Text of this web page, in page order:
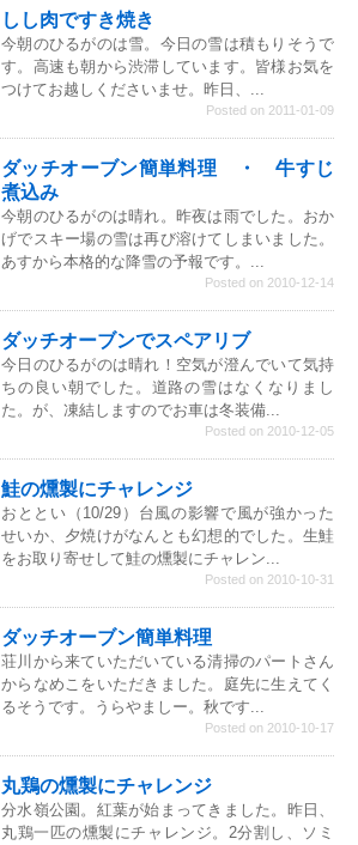
しし肉ですき焼き
今朝のひるがのは雪。今日の雪は積もりそうで
す。高速も朝から渋滞しています。皆様お気を
つけてお越しくださいませ。昨日、...
Posted on 2011-01-09
ダッチオーブン簡単料理 ・ 牛すじ
煮込み
今朝のひるがのは晴れ。昨夜は雨でした。おか
げでスキー場の雪は再び溶けてしまいました。
あすから本格的な降雪の予報です。...
Posted on 2010-12-14
ダッチオーブンでスペアリブ
今日のひるがのは晴れ！空気が澄んでいて気持
ちの良い朝でした。道路の雪はなくなりまし
た。が、凍結しますのでお車は冬装備...
Posted on 2010-12-05
鮭の燻製にチャレンジ
おととい（10/29）台風の影響で風が強かった
せいか、夕焼けがなんとも幻想的でした。生鮭
をお取り寄せして鮭の燻製にチャレン...
Posted on 2010-10-31
ダッチオーブン簡単料理
荘川から来ていただいている清掃のパートさん
からなめこをいただきました。庭先に生えてく
るそうです。うらやましー。秋です...
Posted on 2010-10-17
丸鶏の燻製にチャレンジ
分水嶺公園。紅葉が始まってきました。昨日、
丸鶏一匹の燻製にチャレンジ。2分割し、ソミ